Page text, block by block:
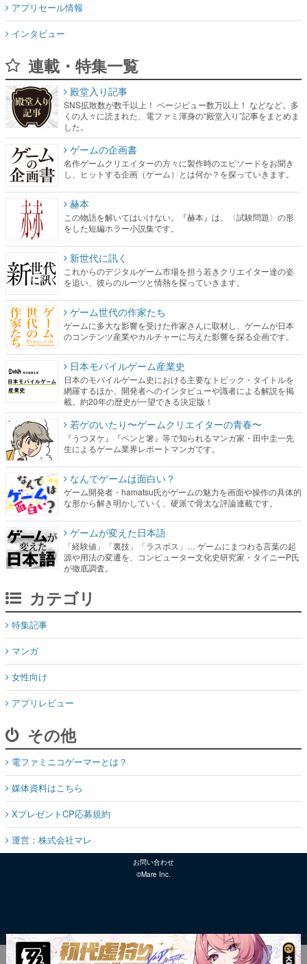
アプリセール情報
インタビュー
連載・特集一覧
殿堂入り記事
SNS拡散数が数千以上！ ページビュー数万以上！ などなど。多
くの人々に読まれた、電ファミ渾身の“殿堂入り”記事をまとめま
した。
ゲームの企画書
名作ゲームクリエイターの方々に製作時のエピソードをお聞き
し、ヒットする企画（ゲーム）とは何か？を探っていきます。
赫本
この物語を解いてはいけない。『赫本』は、〈試験問題〉の形
をした短編ホラー小説集です。
新世代に訊く
これからのデジタルゲーム市場を担う若きクリエイター達の姿
を追い、彼らのルーツと情熱を探っていきます。
ゲーム世代の作家たち
ゲームに多大な影響を受けた作家さんに取材し、ゲームが日本
のコンテンツ産業やカルチャーに与えた影響を探る企画です。
日本モバイルゲーム産業史
日本のモバイルゲーム史における主要なトピック・タイトルを
網羅するほか、開発者へのインタビューや識者による解説を掲
載。約20年の歴史が一望できる決定版！
若ゲのいたり〜ゲームクリエイターの青春〜
『うつヌケ』『ペンと箸』等で知られるマンガ家・田中圭一先
生によるゲーム業界レポートマンガです。
なんでゲームは面白い？
ゲーム開発者・hamatsu氏がゲームの魅力を画面や操作の具体的
な形から解き明かしていく、硬派で骨太な評論連載です。
ゲームが変えた日本語
「経験値」「裏技」「ラスボス」… ゲームにまつわる言葉の起
源や用法の変遷を、コンピューター文化史研究家・タイニーP氏
が徹底調査。
カテゴリ
特集記事
マンガ
女性向け
アプリレビュー
その他
電ファミニコゲーマーとは？
媒体資料はこちら
XプレゼントCP応募規約
運営：株式会社マレ
お問い合わせ
©Mare Inc.